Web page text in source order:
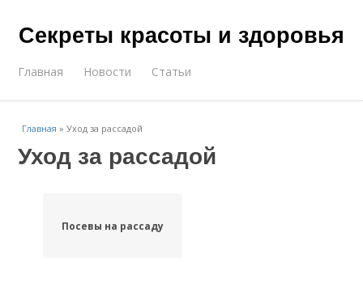
Секреты красоты и здоровья
Главная Новости Статьи
Главная »Уход за рассадой
Уход за рассадой
Посевы на рассаду